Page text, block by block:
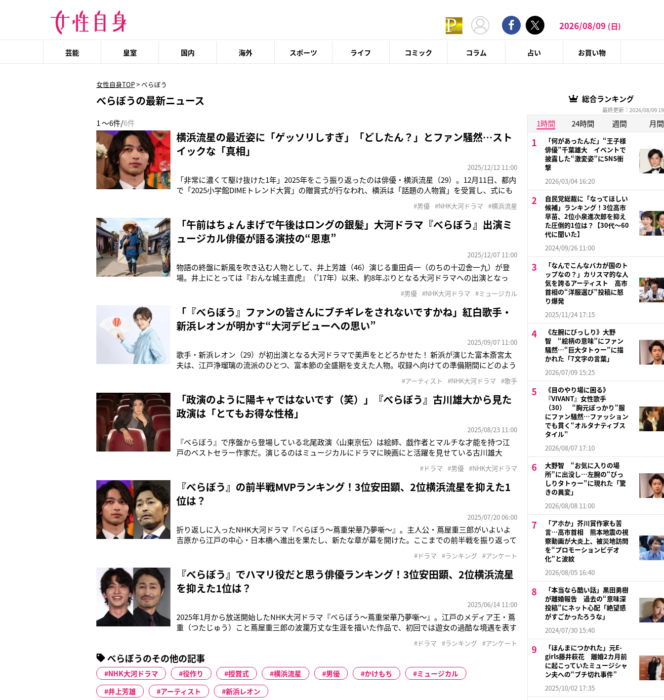
2026/08/09 (日)
芸能 皇室 国内 海外 スポーツ ライフ コミック コラム 占い お買い物
女性自身TOP>べらぼう
べらぼうの最新ニュース
1 ～6件/6件
横浜流星の最近姿に「ゲッソリしすぎ」「どしたん？」とファン騒然…スト
イックな「真相」
2025/12/12 11:00
「非常に濃くて駆け抜けた1年」2025年をこう振り返ったのは俳優・横浜流星（29）。12月11日、都内
で「2025小学館DIMEトレンド大賞」の贈賞式が行なわれ、横浜は「話題の人物賞」を受賞し、式にも
邦画実写映画の歴代興行収入ランキングで1位を塗り替えた映画『国宝』に準主役で出演するという、
まさに2025
#男優 #NHK大河ドラマ #横浜流星
「午前はちょんまげで午後はロングの銀髪」大河ドラマ『べらぼう』出演ミ
ュージカル俳優が語る演技の“恩恵”
2025/12/07 11:00
物語の終盤に新風を吹き込む人物として、井上芳雄（46）演じる重田貞一（のちの十辺舎一九）が登
場。井上にとっては『おんな城主直虎』（’17年）以来、約8年ぶりとなる大河ドラマへの出演となっ
いる方もいらっしゃったので、あまり緊張せずに現場にいられた気がします。重田貞一は若者らしくエ
ネルギーにあふれた、陽性のエネ
#男優 #NHK大河ドラマ #ミュージカル
「『べらぼう』ファンの皆さんにブチギレをされないですかね」紅白歌手・
新浜レオンが明かす“大河デビューへの思い”
2025/09/07 11:00
歌手・新浜レオン（29）が初出演となる大河ドラマで美声をとどろかせた！ 新浜が演じた富本斎宮太
夫は、江戸浄瑠璃の流派のひとつ、富本節の全盛期を支えた人物。収録へ向けての準備期間にどのよう
ーしましたが、着物を着る機会が今まであまりありませんでした。ですので、着物を着たときのかっこ
いい立ち方、歩き方、扇子の使い方
#アーティスト #NHK大河ドラマ #歌手
「政演のように陽キャではないです（笑）」『べらぼう』古川雄大から見た
政演は「とてもお得な性格」
2025/08/23 11:00
『べらぼう』で序盤から登場している北尾政演〈山東京伝〉は絵師、戯作者とマルチな才能を持つ江
戸のベストセラー作家だ。演じるのはミュージカルにドラマに映画にと活躍を見せている古川雄大
初は色気のある人物像をイメージしていました。演出の方から『べらぼう』で一番の陽キャでいてく
ださいと言われまして。僕自身わりと暗め
#ドラマ #男優 #NHK大河ドラマ
『べらぼう』の前半戦MVPランキング！3位安田顕、2位横浜流星を抑えた1
位は？
2025/07/20 06:00
折り返しに入ったNHK大河ドラマ『べらぼう～蔦重栄華乃夢噺～』。主人公・蔦屋重三郎がいよいよ
吉原から江戸の中心・日本橋へ進出を果たし、新たな章が幕を開けた。ここまでの前半戦を振り返って
を揺さぶられたという視聴者も多いのではないだろうか。そこで本誌はWEBアンケートツール
「Freeasy」にて、ドラマをよく見
#ドラマ #ランキング #アンケート
『べらぼう』でハマリ役だと思う俳優ランキング！3位安田顕、2位横浜流星
を抑えた1位は？
2025/06/14 11:00
2025年1月から放送開始したNHK大河ドラマ『べらぼう～蔦重栄華乃夢噺～』。江戸のメディア王・蔦
重（つたじゅう）こと蔦屋重三郎の波瀾万丈な生涯を描いた作品で、初回では遊女の過酷な境遇を表す
トが脇を固めていることでも注目されている同作。そこで本誌はWEBアンケートツール「Freeasy」に
て、ドラマ好きな
#ドラマ #ランキング #アンケート
べらぼうのその他の記事
NHK大河ドラマ 役作り 授賞式 横浜流星 男優 かけもち
ミュージカル
井上芳雄
アーティスト 新浜レオン
総合ランキング
最終更新：2026/08/09
1時間 24時間 週間 月間
「何があったんだ」“王子様
俳優”千葉雄大 イベントで
披露した“激変姿”にSNS衝
撃
2026/03/04 16:20
自民党総裁に「なってほしい
候補」ランキング！3位高市
早苗、2位小泉進次郎を抑え
た圧倒的1位は？【30代〜60
代に聞いた】
2024/09/26 11:00
「なんでこんなバカが国のト
ップなの？」カリスマ的な人
気を誇るアーティスト 高市
首相の“洋服選び”投稿に怒
り爆発
2025/11/24 17:15
《左腕にびっしり》大野
智 “絵柄の意味”にファン
騒然…“巨大タトゥー”に描
かれた「7文字の言葉」
2026/07/09 15:25
《目のやり場に困る》
『VIVANT』女性歌手
（30） “胸元ぽっかり”服
にファン騒然…ファッション
でも貫く“オルタナティブス
タイル”
2026/08/07 17:10
大野智 “お気に入りの場
所”に出没し…左腕の“びっ
しりタトゥー”に現れた「驚
きの異変」
2026/08/08 11:00
「アホか」芥川賞作家も苦
言…高市首相 熊本地震の視
察動画が大炎上、被災地訪問
を“プロモーションビデオ
化”と波紋
2026/08/05 16:40
「本当なら酷い話」黒田勇樹
が離婚報告 過去の“意味深
投稿”にネット心配「絶望感
がすごかったろうな」
2024/07/30 15:40
「ほんまにつかれた」元E-
girls藤井萩花 離婚2カ月前
に起こっていたミュージシャ
ン夫への“ブチ切れ事件”
2025/10/02 17:35